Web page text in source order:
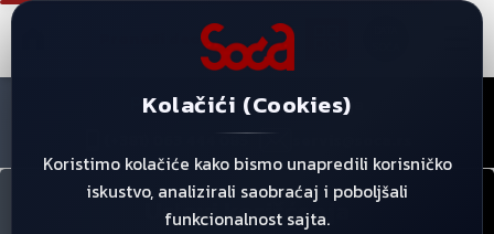
Početna/ Uslovi Koriscenja
(+381) 063 444 085
Kolačići (Cookies)
Koristimo kolačiće kako bismo unapredili korisničko
iskustvo, analizirali saobraćaj i poboljšali
funkcionalnost sajta.
Uslovi korišćenja